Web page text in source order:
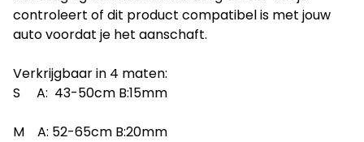
controleert of dit product compatibel is met jouw
auto voordat je het aanschaft.
Verkrijgbaar in 4 maten:
S A: 43-50cm B:15mm
M A: 52-65cm B:20mm